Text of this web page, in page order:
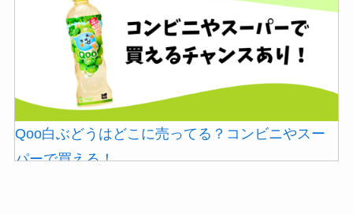
ップに売ってる！
Qoo白ぶどうはどこに売ってる？コンビニやスー
パーで買える！